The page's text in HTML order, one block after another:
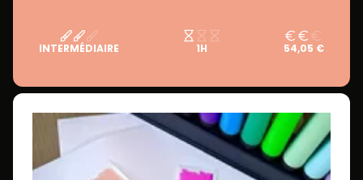
INTERMÉDIAIRE 1H 54,05 €